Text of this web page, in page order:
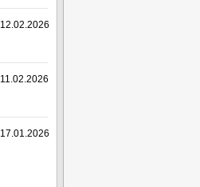
12.02.2026
11.02.2026
17.01.2026